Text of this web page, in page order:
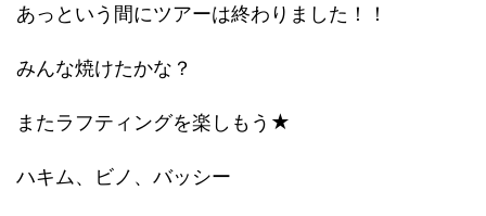
あっという間にツアーは終わりました！！
みんな焼けたかな？
またラフティングを楽しもう★
ハキム、ビノ、バッシー